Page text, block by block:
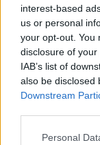
interest-based
us or personal
your opt-out. You
disclosure of
IAB’s list of
also be disclosed
Downstream
Please note that
Personal
ΔΙΑΒΑΣΤΕ
Lifestyle|
Ο Ηλίας
τον οποίο
να